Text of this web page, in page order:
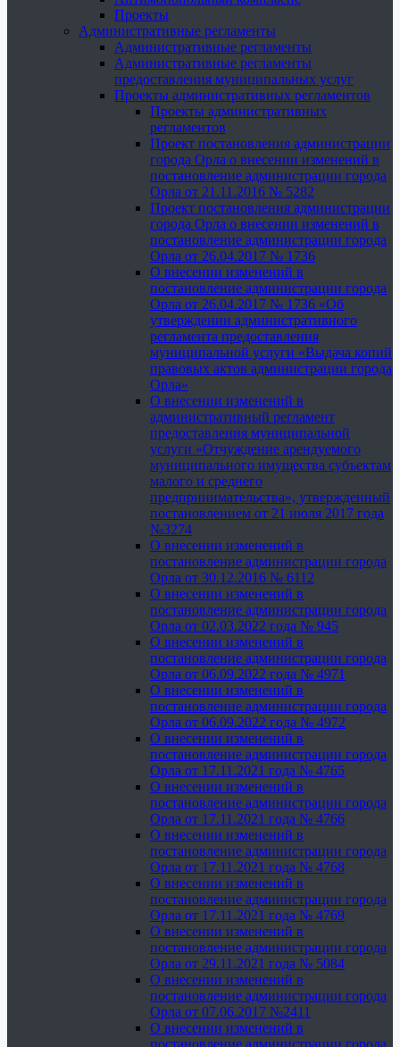
Проекты
Административные регламенты
Административные регламенты
Административные регламенты
предоставления муниципальных услуг
Проекты административных регламентов
Проекты административных
регламентов
Проект постановления администрации
города Орла о внесении изменений в
постановление администрации города
Орла от 21.11.2016 № 5282
Проект постановления администрации
города Орла о внесении изменений в
постановление администрации города
Орла от 26.04.2017 № 1736
О внесении изменений в
постановление администрации города
Орла от 26.04.2017 № 1736 «Об
утверждении административного
регламента предоставления
муниципальной услуги «Выдача копий
правовых актов администрации города
Орла»
О внесении изменений в
административный регламент
предоставления муниципальной
услуги «Отчуждение арендуемого
муниципального имущества субъектам
малого и среднего
предпринимательства», утвержденный
постановлением от 21 июля 2017 года
№3274
О внесении изменений в
постановление администрации города
Орла от 30.12.2016 № 6112
О внесении изменений в
постановление администрации города
Орла от 02.03.2022 года № 945
О внесении изменений в
постановление администрации города
Орла от 06.09.2022 года № 4971
О внесении изменений в
постановление администрации города
Орла от 06.09.2022 года № 4972
О внесении изменений в
постановление администрации города
Орла от 17.11.2021 года № 4765
О внесении изменений в
постановление администрации города
Орла от 17.11.2021 года № 4766
О внесении изменений в
постановление администрации города
Орла от 17.11.2021 года № 4768
О внесении изменений в
постановление администрации города
Орла от 17.11.2021 года № 4769
О внесении изменений в
постановление администрации города
Орла от 29.11.2021 года № 5084
О внесении изменений в
постановление администрации города
Орла от 07.06.2017 №2411
О внесении изменений в
постановление администрации города